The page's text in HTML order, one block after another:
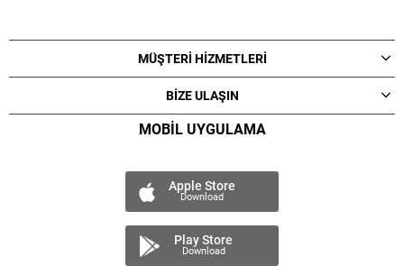
MÜŞTERİ HİZMETLERİ
BİZE ULAŞIN
MOBİL UYGULAMA
Apple Store
Download
Play Store
Download